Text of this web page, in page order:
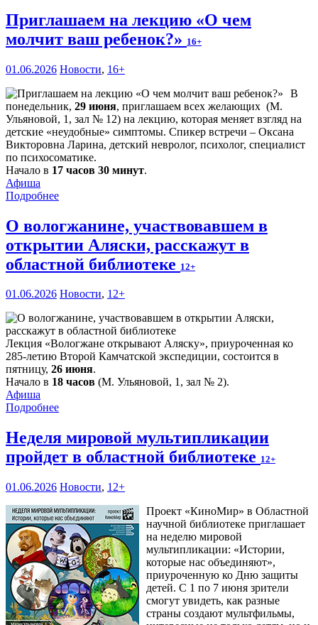
Приглашаем на лекцию «О чем
молчит ваш ребенок?» 16+
01.06.2026 Новости, 16+
В
понедельник, 29 июня, приглашаем всех желающих (М.
Ульяновой, 1, зал № 12) на лекцию, которая меняет взгляд на
детские «неудобные» симптомы. Спикер встречи – Оксана
Викторовна Ларина, детский невролог, психолог, специалист
по психосоматике.
Начало в 17 часов 30 минут.
Афиша
Подробнее
О вологжанине, участвовавшем в
открытии Аляски, расскажут в
областной библиотеке 12+
01.06.2026 Новости, 12+
Лекция «Вологжане открывают Аляску», приуроченная ко
285-летию Второй Камчатской экспедиции, состоится в
пятницу, 26 июня.
Начало в 18 часов (М. Ульяновой, 1, зал № 2).
Афиша
Подробнее
Неделя мировой мультипликации
пройдет в областной библиотеке 12+
01.06.2026 Новости, 12+
Проект «КиноМир» в Областной
научной библиотеке приглашает
на неделю мировой
мультипликации: «Истории,
которые нас объединяют»,
приуроченную ко Дню защиты
детей. С 1 по 7 июня зрители
смогут увидеть, как разные
страны создают мультфильмы,